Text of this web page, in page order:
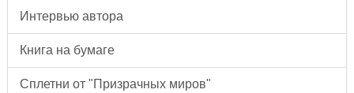
Интервью автора
Книга на бумаге
Сплетни от "Призрачных миров"